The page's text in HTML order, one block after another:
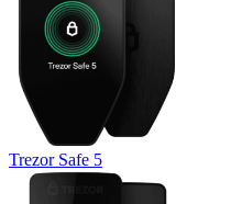
Trezor Safe 5